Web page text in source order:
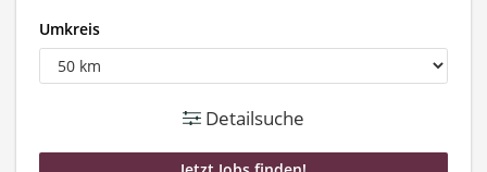
Umkreis
Detailsuche